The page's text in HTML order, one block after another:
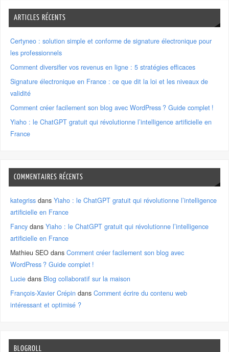
ARTICLES RÉCENTS
Certyneo : solution simple et conforme de signature électronique pour
les professionnels
Comment diversifier vos revenus en ligne : 5 stratégies efficaces
Signature électronique en France : ce que dit la loi et les niveaux de
validité
Comment créer facilement son blog avec WordPress ? Guide complet !
Yiaho : le ChatGPT gratuit qui révolutionne l’intelligence artificielle en
France
COMMENTAIRES RÉCENTS
kategriss dansYiaho : le ChatGPT gratuit qui révolutionne l’intelligence
artificielle en France
Fancy dansYiaho : le ChatGPT gratuit qui révolutionne l’intelligence
artificielle en France
Mathieu SEO dansComment créer facilement son blog avec
WordPress ? Guide complet !
Lucie dans Blog collaboratif sur la maison
François-Xavier Crépin dansComment écrire du contenu web
intéressant et optimisé ?
BLOGROLL